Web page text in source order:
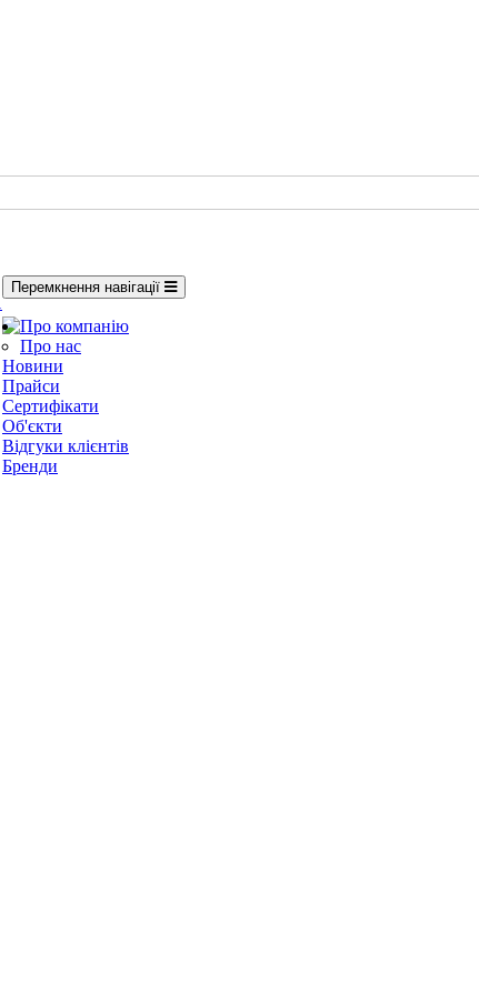
Перемкнення навігації
Про компанію
Про нас
Новини
Прайси
Сертифікати
Об'єкти
Відгуки клієнтів
Бренди